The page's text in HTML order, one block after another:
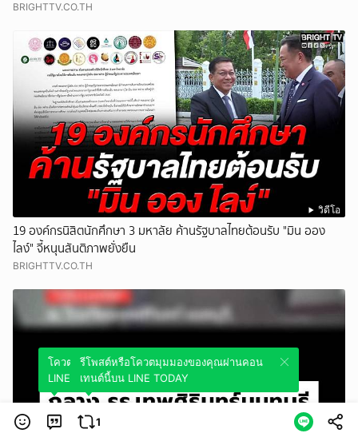
BRIGHTTV.CO.TH
วิดีโอ
19 องค์กรนิสิตนักศึกษา 3 มหาลัย ค้านรัฐบาลไทยต้อนรับ "มิน ออง
ไลง์" จี้หนุนสันติภาพยั่งยืน
BRIGHTTV.CO.TH
โควตมุมมองของคุณผ่านคอนเทนต์นี้บน
LINE TODAY
1
รีโพสต์หรือโควตมุมมองของคุณผ่านคอน
เทนต์นี้บน LINE TODAY